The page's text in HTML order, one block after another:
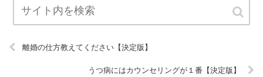
離婚の仕方教えてください【決定版】
うつ病にはカウンセリングが１番【決定版】